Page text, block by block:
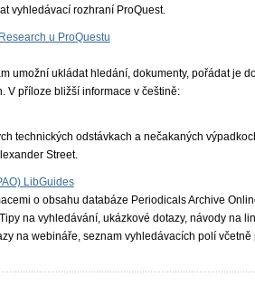
vyhledávací rozhraní ProQuest.
u ProQuestu
umožní ukládat hledání, dokumenty, pořádat je
V příloze bližší informace v češtině:
technických odstávkach a nečakaných
Street.
LibGuides
o obsahu databáze Periodicals Archive
na vyhledávání, ukázkové dotazy, návody na
na webináře, seznam vyhledávacích polí včetně